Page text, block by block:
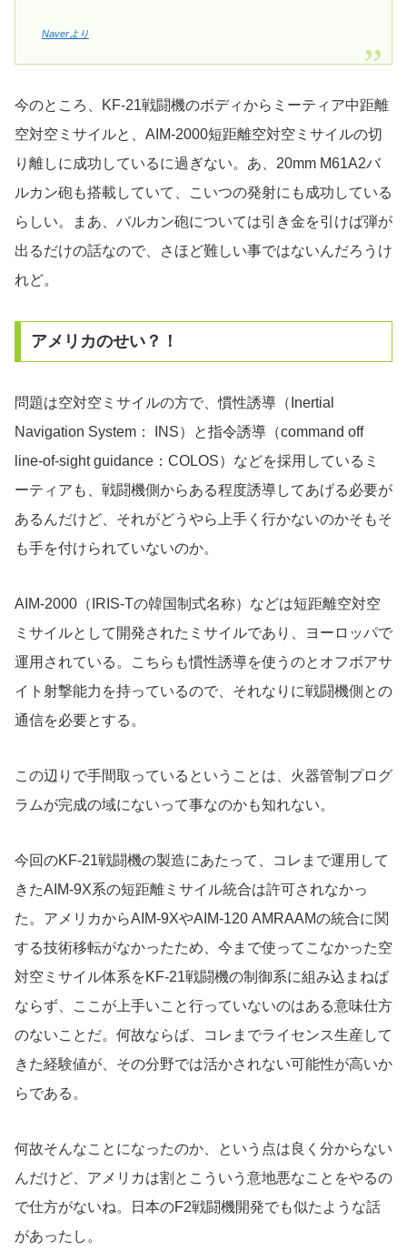
Naverより
今のところ、KF-21戦闘機のボディからミーティア中距離
空対空ミサイルと、AIM-2000短距離空対空ミサイルの切
り離しに成功しているに過ぎない。あ、20mm M61A2バ
ルカン砲も搭載していて、こいつの発射にも成功している
らしい。まあ、バルカン砲については引き金を引けば弾が
出るだけの話なので、さほど難しい事ではないんだろうけ
れど。
アメリカのせい？！
問題は空対空ミサイルの方で、慣性誘導（Inertial
Navigation System： INS）と指令誘導（command off
line-of-sight guidance：COLOS）などを採用しているミ
ーティアも、戦闘機側からある程度誘導してあげる必要が
あるんだけど、それがどうやら上手く行かないのかそもそ
も手を付けられていないのか。
AIM-2000（IRIS-Tの韓国制式名称）などは短距離空対空
ミサイルとして開発されたミサイルであり、ヨーロッパで
運用されている。こちらも慣性誘導を使うのとオフボアサ
イト射撃能力を持っているので、それなりに戦闘機側との
通信を必要とする。
この辺りで手間取っているということは、火器管制プログ
ラムが完成の域にないって事なのかも知れない。
今回のKF-21戦闘機の製造にあたって、コレまで運用して
きたAIM-9X系の短距離ミサイル統合は許可されなかっ
た。アメリカからAIM-9XやAIM-120 AMRAAMの統合に関
する技術移転がなかったため、今まで使ってこなかった空
対空ミサイル体系をKF-21戦闘機の制御系に組み込まねば
ならず、ここが上手いこと行っていないのはある意味仕方
のないことだ。何故ならば、コレまでライセンス生産して
きた経験値が、その分野では活かされない可能性が高いか
らである。
何故そんなことになったのか、という点は良く分からない
んだけど、アメリカは割とこういう意地悪なことをやるの
で仕方がないね。日本のF2戦闘機開発でも似たような話
があったし。